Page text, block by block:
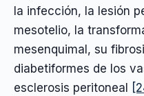
la infección, la lesión
mesotelio, la
mesenquimal, su
diabetiformes de los
esclerosis peritoneal